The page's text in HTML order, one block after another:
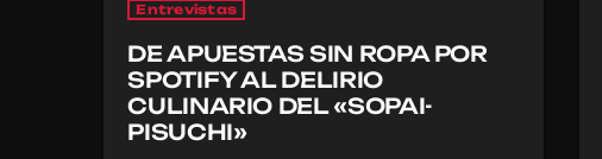
Entrevistas
DE APUESTAS SIN ROPA POR
SPOTIFY AL DELIRIO
CULINARIO DEL «SOPAI-
PISUCHI»